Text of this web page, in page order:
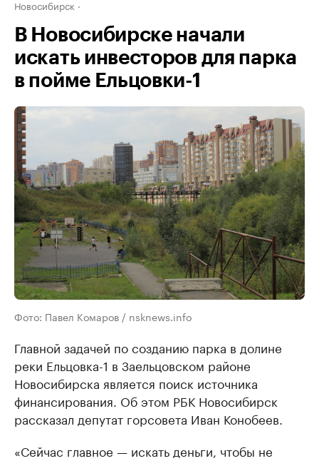
Новосибирск
В Новосибирске начали
искать инвесторов для парка
в пойме Ельцовки-1
Фото: Павел Комаров / nsknews.info
Главной задачей по созданию парка в долине
реки Ельцовка-1 в Заельцовском районе
Новосибирска является поиск источника
финансирования. Об этом РБК Новосибирск
рассказал депутат горсовета Иван Конобеев.
«Сейчас главное — искать деньги, чтобы не